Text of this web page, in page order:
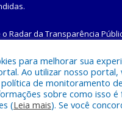
o Radar da Transparência
reservados a Prefeitura
Maracanã.
para melhorar sua
Ao utilizar nosso portal,
de monitoramento
sobre como isso é
(Leia mais). Se você